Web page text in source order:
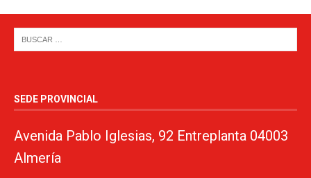
SEDE PROVINCIAL
Avenida Pablo Iglesias, 92 Entreplanta 04003
Almería